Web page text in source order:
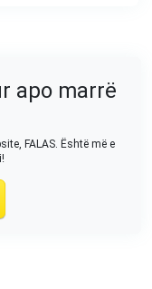
apo marrë
FALAS. Është më e